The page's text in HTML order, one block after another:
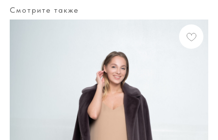
Смотрите также